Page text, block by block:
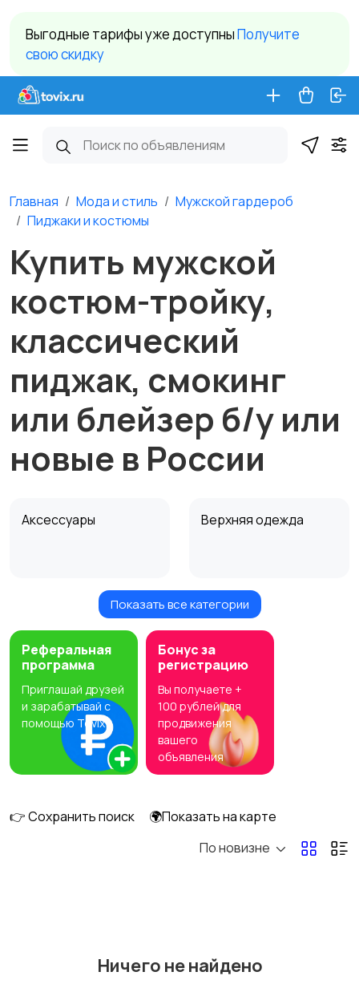
Выгодные тарифы уже доступныПолучите
свою скидку
Главная Мода и стиль
Мужской гардероб
Пиджаки и костюмы
Купить мужской
костюм-тройку,
классический
пиджак, смокинг
или блейзер б/у или
новые в России
Аксессуары Верхняя одежда
Головные уборы Домашняя одежда
Комбинезоны Нижнее белье
Показать все категории
Реферальная
программа
Приглашай друзей
и зарабатывай с
помощью Tovix
Бонус за
регистрацию
Вы получаете +
100 рублей для
продвижения
вашего
объявления
👉 Сохранить поиск
🌍Показать на карте
По новизне
Ничего не найдено